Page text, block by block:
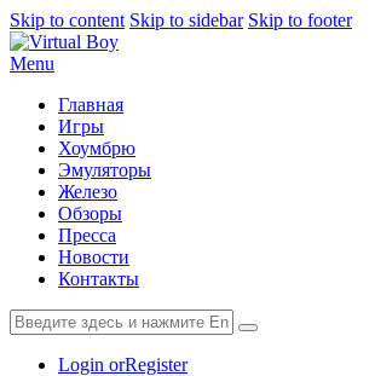
Skip to content Skip to sidebar Skip to footer
Menu
Главная
Игры
Хоумбрю
Эмуляторы
Железо
Обзоры
Пресса
Новости
Контакты
Login orRegister